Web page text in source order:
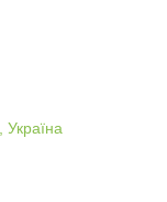
Україна